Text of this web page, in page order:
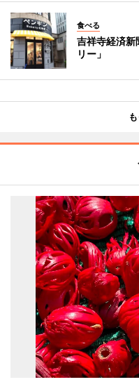
食べる
吉祥寺経済新
リー」